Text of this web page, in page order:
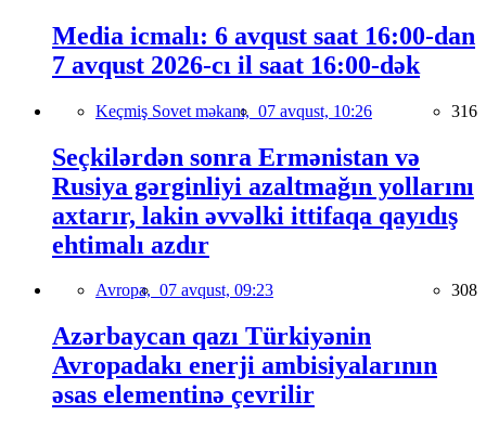
Media icmalı: 6 avqust saat 16:00-dan
7 avqust 2026-cı il saat 16:00-dək
Keçmiş Sovet məkanı, 07 avqust, 10:26 316
Seçkilərdən sonra Ermənistan və
Rusiya gərginliyi azaltmağın yollarını
axtarır, lakin əvvəlki ittifaqa qayıdış
ehtimalı azdır
Avropa, 07 avqust, 09:23 308
Azərbaycan qazı Türkiyənin
Avropadakı enerji ambisiyalarının
əsas elementinə çevrilir